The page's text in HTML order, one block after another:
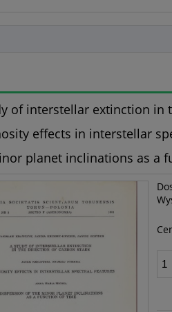
of interstellar extinction in
effects in interstellar
planet inclinations as a